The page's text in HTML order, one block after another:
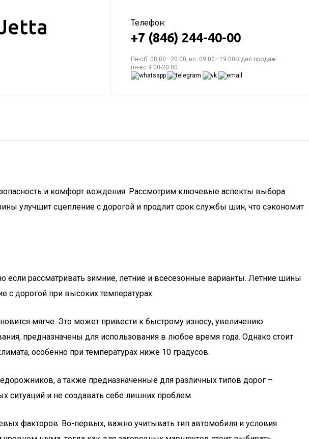
Телефон:
+7 (846) 244-40-00
Пн-сб: 08:00—20:00; вс: 09:00—19:00отдел продаж:
пн-вс 9:00-20:00
и комфорт вождения. Рассмотрим ключевые аспекты выбора
улучшит сцепление с дорогой и продлит срок службы шин, что сэкономит
рассматривать зимние, летние и всесезонные варианты. Летние шины
с дорогой при высоких температурах.
мягче. Это может привести к быстрому износу, увеличению
предназначены для использования в любое время года. Однако стоит
особенно при температурах ниже 10 градусов.
а также предназначенные для различных типов дорог –
ситуаций и не создавать себе лишних проблем.
факторов. Во-первых, важно учитывать тип автомобиля и условия